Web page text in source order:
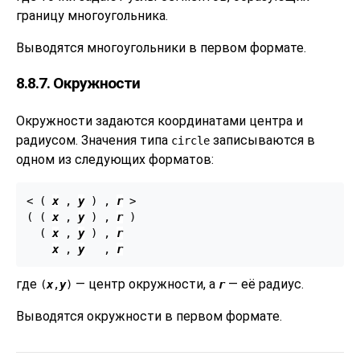
границу многоугольника.
Выводятся многоугольники в первом формате.
8.8.7. Окружности
Окружности задаются координатами центра и
радиусом. Значения типа circle записываются в
одном из следующих форматов:
< ( x , y ) , r >
( ( x , y ) , r )
  (
x , y ) , r
x , y
   ,
r
где (x,y) — центр окружности, а r— её радиус.
Выводятся окружности в первом формате.